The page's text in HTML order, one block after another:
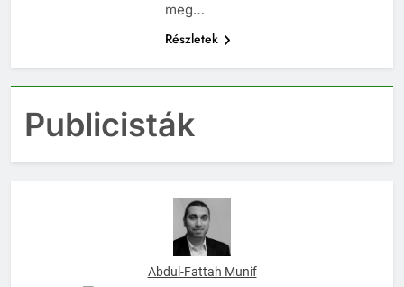
meg…
Részletek
Publicisták
Abdul-Fattah Munif